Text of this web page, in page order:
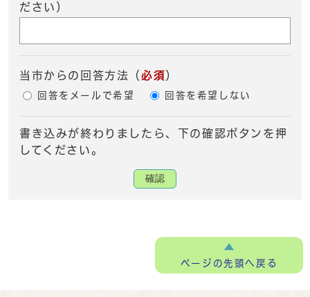
ださい）
当市からの回答方法 （ 必須）
回答をメールで希望 回答を希望しない
書き込みが終わりましたら、下の確認ボタンを押
してください。
確認
ページの先頭へ戻る